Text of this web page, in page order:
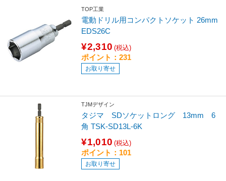
TOP工業
電動ドリル用コンパクトソケット 26mm
EDS26C
¥2,310 (税込)
ポイント：231
お取り寄せ
TJMデザイン
タジマ SDソケットロング 13mm 6
角 TSK-SD13L-6K
¥1,010 (税込)
ポイント：101
お取り寄せ